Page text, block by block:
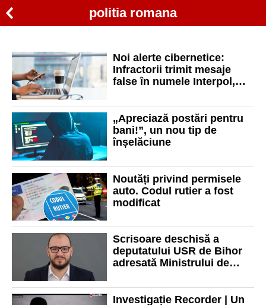
politia romana
Noi alerte cibernetice:
Infractorii trimit mesaje
false în numele Interpol,
sau ANAF
„Apreciază postări pentru
bani!”, un nou tip de
înșelăciune
Noutăți privind permisele
auto. Codul rutier a fost
modificat
Scrisoare deschisă a
deputatului USR de Bihor
adresată Ministrului de
moșia unui afacerist local!”
Investigație Recorder | Un